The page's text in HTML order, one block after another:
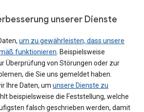
unserer Dienste
um zu gewährleisten, dass unsere
funktionieren . Beispielsweise
Überprüfung von Störungen oder zur
die Sie uns gemeldet haben.
Ihre Daten, um unsere Dienste zu
beispielsweise die Feststellung, welche
falsch geschrieben werden, damit